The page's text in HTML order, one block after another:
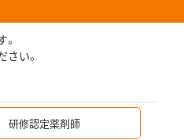
い。
研修認定薬剤師